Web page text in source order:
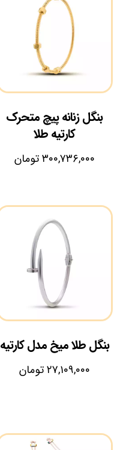
بنگل زنانه پیچ متحرک
کارتیه طلا
۳۰۰,۷۳۶,۰۰۰تومان
بنگل طلا میخ مدل کارتیه
۲۷,۱۰۹,۰۰۰تومان